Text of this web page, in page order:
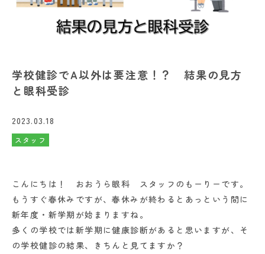
学校健診でA以外は要注意！？ 結果の見方
と眼科受診
2023.03.18
スタッフ
こんにちは！ おおうら眼科 スタッフのもーりーです。
もうすぐ春休みですが、春休みが終わるとあっという間に
新年度・新学期が始まりますね。
多くの学校では新学期に健康診断があると思いますが、そ
の学校健診の結果、きちんと見てますか？